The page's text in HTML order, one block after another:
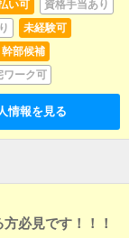
い可
資格手当あり
未経験可
幹部候補
ワーク可
情報を見る
必見です！！！